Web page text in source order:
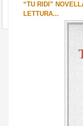
“TU RIDI”
LETTURA...